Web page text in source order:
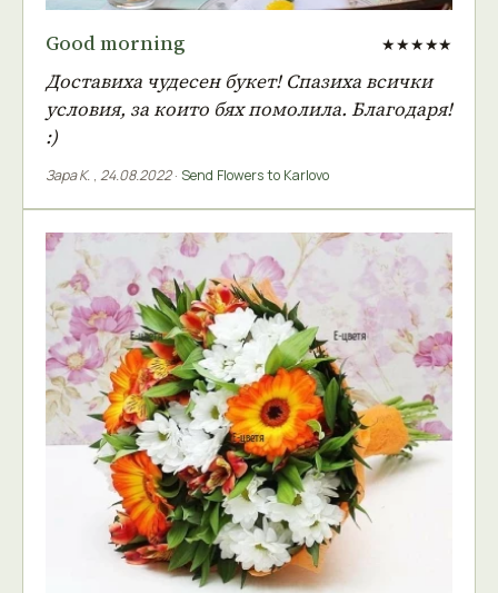
Good morning ★★★★★
Доставиха чудесен букет! Спазиха всички
условия, за които бях помолила. Благодаря!
:)
Зара К. , 24.08.2022· Send Flowers to Karlovo